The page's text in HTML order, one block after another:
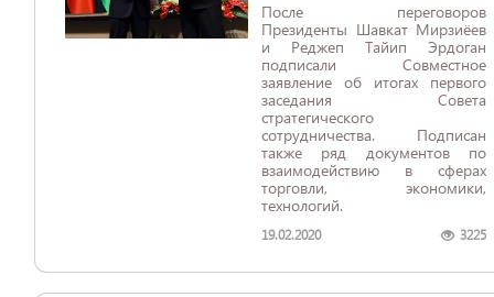
После переговоров
Президенты Шавкат Мирзиёев
и Реджеп Тайип Эрдоган
подписали Совместное
заявление об итогах первого
заседания Совета
стратегического
сотрудничества. Подписан
также ряд документов по
взаимодействию в сферах
торговли, экономики,
технологий.
19.02.2020 3225